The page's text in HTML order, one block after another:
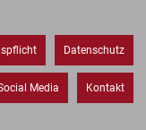
Datenschutz
Media Kontakt